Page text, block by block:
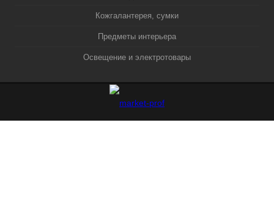
Кожгалантерея, сумки
Предметы интерьера
Освещение и электротовары